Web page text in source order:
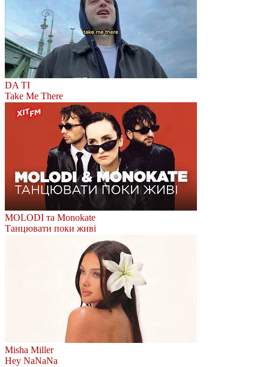
DA TI
Take Me There
MOLODI та Monokate
Танцювати поки живі
Misha Miller
Hey NaNaNa